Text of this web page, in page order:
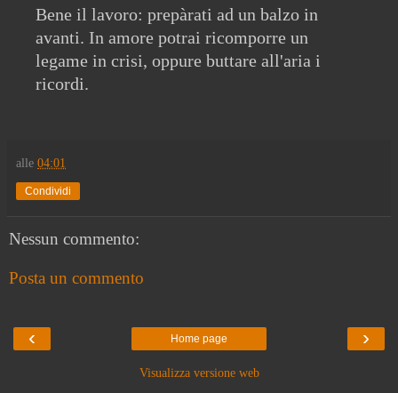
Bene il lavoro: prepàrati ad un balzo in
avanti. In amore potrai ricomporre un
legame in crisi, oppure buttare all'aria i
ricordi.
alle 04:01
Condividi
Nessun commento:
Posta un commento
‹ ›
Home page
Visualizza versione web